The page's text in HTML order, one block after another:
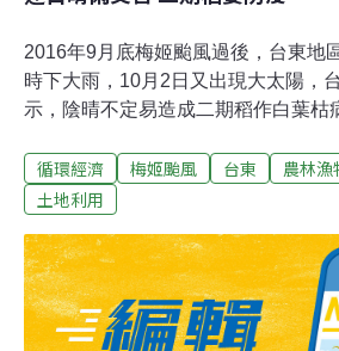
2016年9月底梅姬颱風過後，台東地
時下大雨，10月2日又出現大太陽，
示，陰晴不定易造成二期稻作白葉枯
區與防治。農改場表示，台東地區水
化期至抽穗期，因梅姬颱風及後續風
稻熱病。農改場強調，稻熱病及白葉
若氣候適合，短時間內即可能爆發疫
視，確實做好防治措施。洛神葵部分
疫病屬土棲真菌，在高溫高濕下極易
循環經濟 梅姬颱風 台東 農林漁
土地利用